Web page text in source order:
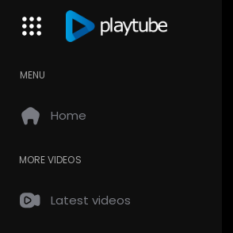
MENU
Home
MORE VIDEOS
Latest videos